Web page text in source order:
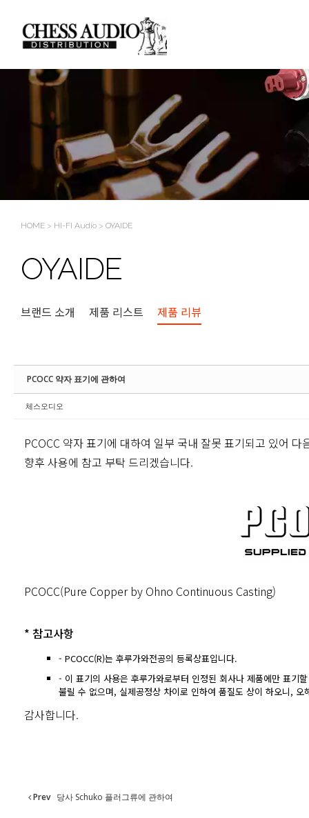
HOME > HI-FI Audio > OYAIDE
OYAIDE
브랜드 소개 제품 리스트 제품 리뷰
PCOCC 약자 표기에 관하여
체스오디오
PCOCC 약자 표기에 대하여 일부 국내 잘못 표기되고 있어 다
향후 사용에 참고 부탁 드리겠습니다.
PCOCC(Pure Copper by Ohno Continuous Casting)
* 참고사항
- PCOCC(R)는 후루가와전공의 등록상표입니다.
- 이 표기의 사용은 후루가와로부터 인정된 회사나 제품에만 표기
불릴 수 없으며, 실제공정상 차이로 인하여 품질도 상이 하오니,
감사합니다.
Prev 당사 Schuko 플러그류에 관하여